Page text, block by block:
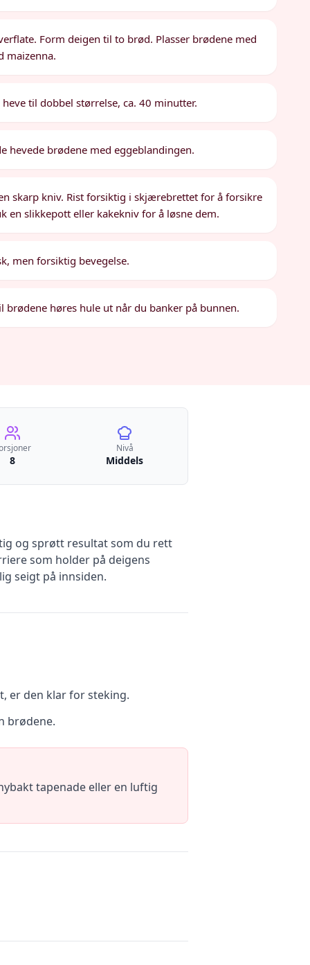
Form deigen til to brød. Plasser brødene med
maizenna.
til dobbel størrelse, ca. 40 minutter.
hevede brødene med eggeblandingen.
skarp kniv. Rist forsiktig i skjærebrettet for å forsikre
en slikkepott eller kakekniv for å løsne dem.
men forsiktig bevegelse.
høres hule ut når du banker på bunnen.
8
Nivå
Middels
og sprøtt resultat som du rett
som holder på deigens
seigt på innsiden.
er den klar for steking.
brødene.
tapenade eller en luftig